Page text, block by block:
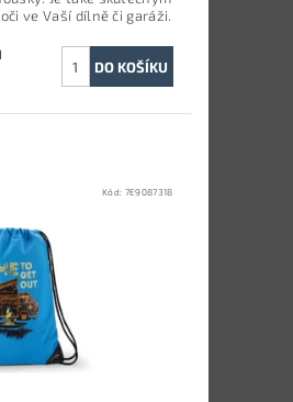
ve Vaší dílně či garáži.
Kód: 7E9087318